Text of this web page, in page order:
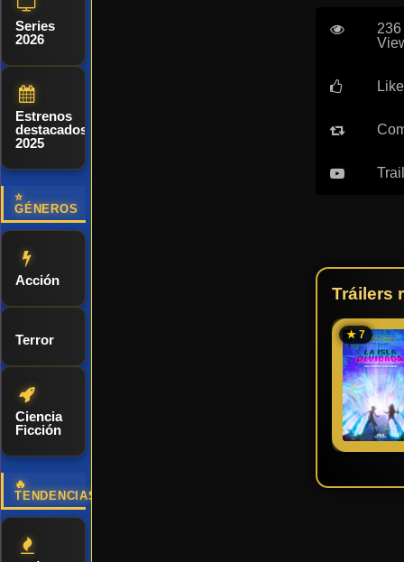
Series
2026
Estrenos
destacados
2025
⭐
GÉNEROS
Acción
Terror
Ciencia
Ficción
🔥
TENDENCIAS
236
Tráilers
★ 7